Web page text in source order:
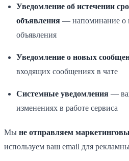
Уведомление об истечении
объявления — напоминание о
объявления
Уведомление о новых
входящих сообщениях в чате
Системные уведомления —
изменениях в работе сервиса
Мы не отправляем
используем ваш email для